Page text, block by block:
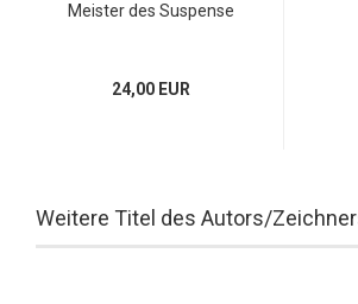
Meister des Suspense
24,00 EUR
Weitere Titel des Autors/